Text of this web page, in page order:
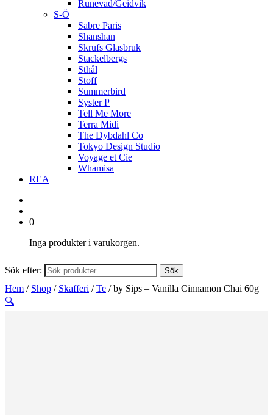
Runevad/Geidvik
S-Ö
Sabre Paris
Shanshan
Skrufs Glasbruk
Stackelbergs
Sthål
Stoff
Summerbird
Syster P
Tell Me More
Terra Midi
The Dybdahl Co
Tokyo Design Studio
Voyage et Cie
Whamisa
REA
0
Inga produkter i varukorgen.
Sök efter: Sök
Hem / Shop / Skafferi /Te / by Sips – Vanilla Cinnamon Chai 60g
🔍